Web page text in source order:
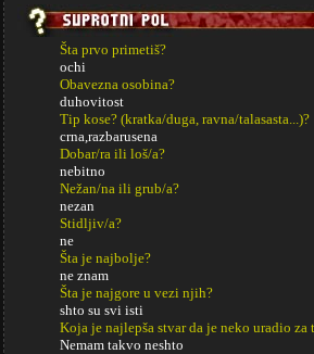
Šta prvo primetiš?
ochi
Obavezna osobina?
duhovitost
Tip kose? (kratka/duga, ravna/talasasta...)?
crna,razbarusena
Dobar/ra ili loš/a?
nebitno
Nežan/na ili grub/a?
nezan
Stidljiv/a?
ne
Šta je najbolje?
ne znam
Šta je najgore u vezi njih?
shto su svi isti
Koja je najlepša stvar da je neko uradio za
Nemam takvo neshto